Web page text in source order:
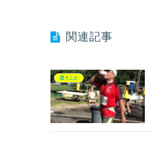
関連記事
思うこと